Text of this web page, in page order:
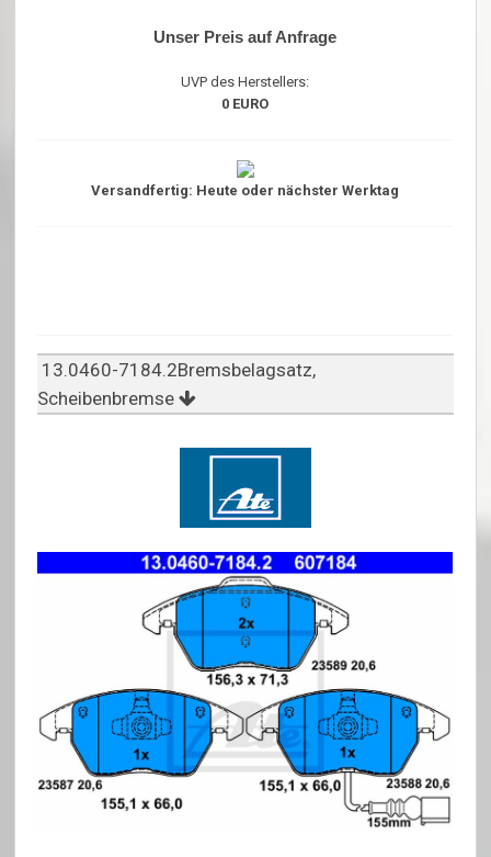
Unser Preis auf Anfrage
UVP des Herstellers:
0 EURO
Versandfertig: Heute oder nächster Werktag
13.0460-7184.2Bremsbelagsatz,
Scheibenbremse